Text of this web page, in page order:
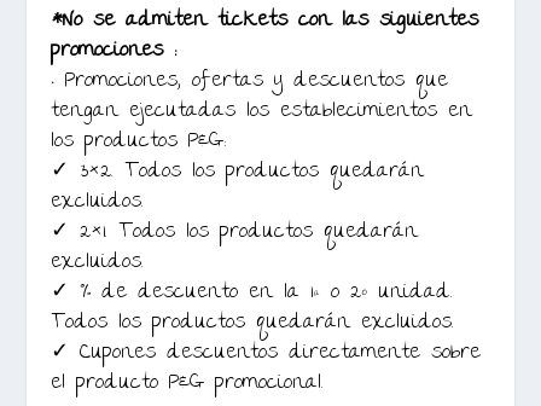
*No se admiten tickets con las siguientes
promociones :
• Promociones, ofertas y descuentos que
tengan ejecutadas los establecimientos en
los productos P&G:
✓ 3×2. Todos los productos quedarán
excluidos.
✓ 2×1. Todos los productos quedarán
excluidos.
✓ % de descuento en la 1ª o 2º unidad.
Todos los productos quedarán excluidos.
✓ Cupones descuentos directamente sobre
el producto P&G promocional.